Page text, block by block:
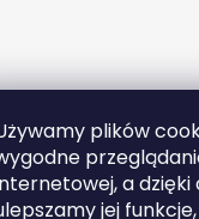
plików
a dzięki
jej
prawa